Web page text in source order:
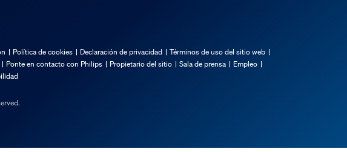
Política de cookies Declaración de privacidad
Términos de uso del sitio web
Ponte en contacto con Philips Propietario del sitio Sala de prensa
Empleo